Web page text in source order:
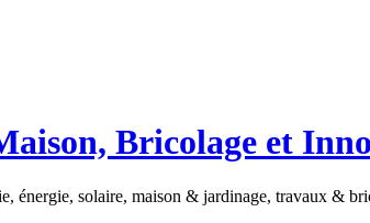
Bricolage et
énergie, solaire, maison & jardinage, travaux &